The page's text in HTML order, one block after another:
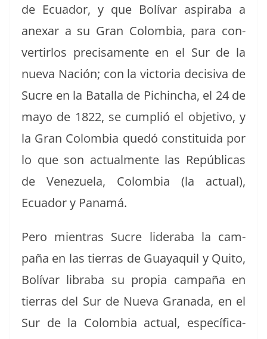
de Ecuador, y que Bolí­var aspira­ba a
anexar a su Gran Colom­bia, para con­
ver­tir­los pre­cisa­mente en el Sur de la
nue­va Nación; con la vic­to­ria deci­si­va de
Sucre en la Batal­la de Pich­in­cha, el 24 de
mayo de 1822, se cumplió el obje­ti­vo, y
la Gran Colom­bia quedó con­sti­tu­i­da por
lo que son actual­mente las Repúbli­cas
de Venezuela, Colom­bia (la actu­al),
Ecuador y Panamá.
Pero mien­tras Sucre lid­er­a­ba la cam­
paña en las tier­ras de Guayaquil y Quito,
Bolí­var libra­ba su propia cam­paña en
tier­ras del Sur de Nue­va Grana­da, en el
Sur de la Colom­bia actu­al, especí­fi­ca­